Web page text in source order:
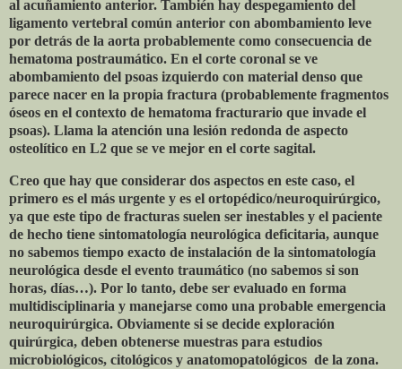
al acuñamiento anterior. También hay despegamiento del
ligamento vertebral común anterior con abombamiento leve
por detrás de la aorta probablemente como consecuencia de
hematoma postraumático. En el corte coronal se ve
abombamiento del psoas izquierdo con material denso que
parece nacer en la propia fractura (probablemente fragmentos
óseos en el contexto de hematoma fracturario que invade el
psoas). Llama la atención una lesión redonda de aspecto
osteolítico en L2 que se ve mejor en el corte sagital.
Creo que hay que considerar dos aspectos en este caso, el
primero es el más urgente y es el ortopédico/neuroquirúrgico,
ya que este tipo de fracturas suelen ser inestables y el paciente
de hecho tiene sintomatología neurológica deficitaria, aunque
no sabemos tiempo exacto de instalación de la sintomatología
neurológica desde el evento traumático (no sabemos si son
horas, días…). Por lo tanto, debe ser evaluado en forma
multidisciplinaria y manejarse como una probable emergencia
neuroquirúrgica. Obviamente si se decide exploración
quirúrgica, deben obtenerse muestras para estudios
microbiológicos, citológicos y anatomopatológicos de la zona.